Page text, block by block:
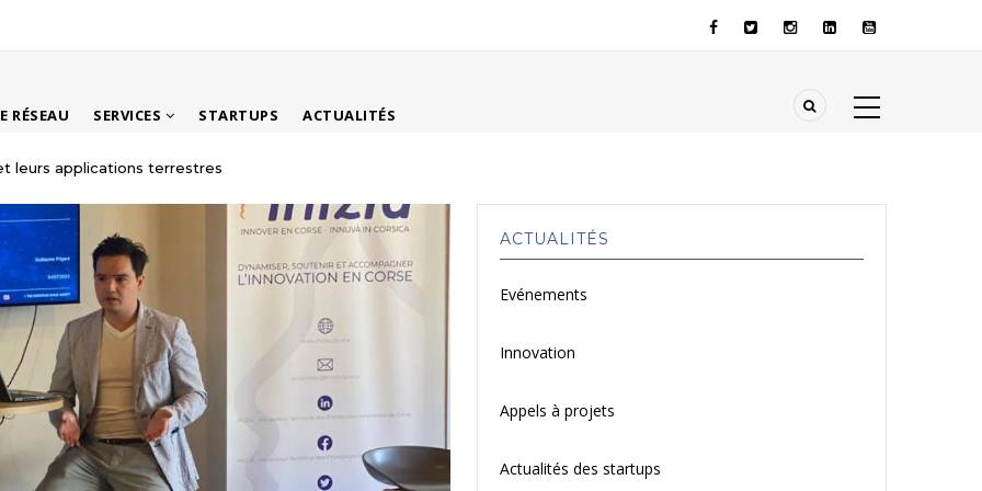
RÉSEAU SERVICES STARTUPS ACTUALITÉS
leurs applications terrestres
ACTUALITÉS
Evénements
Innovation
Appels à projets
Actualités des startups